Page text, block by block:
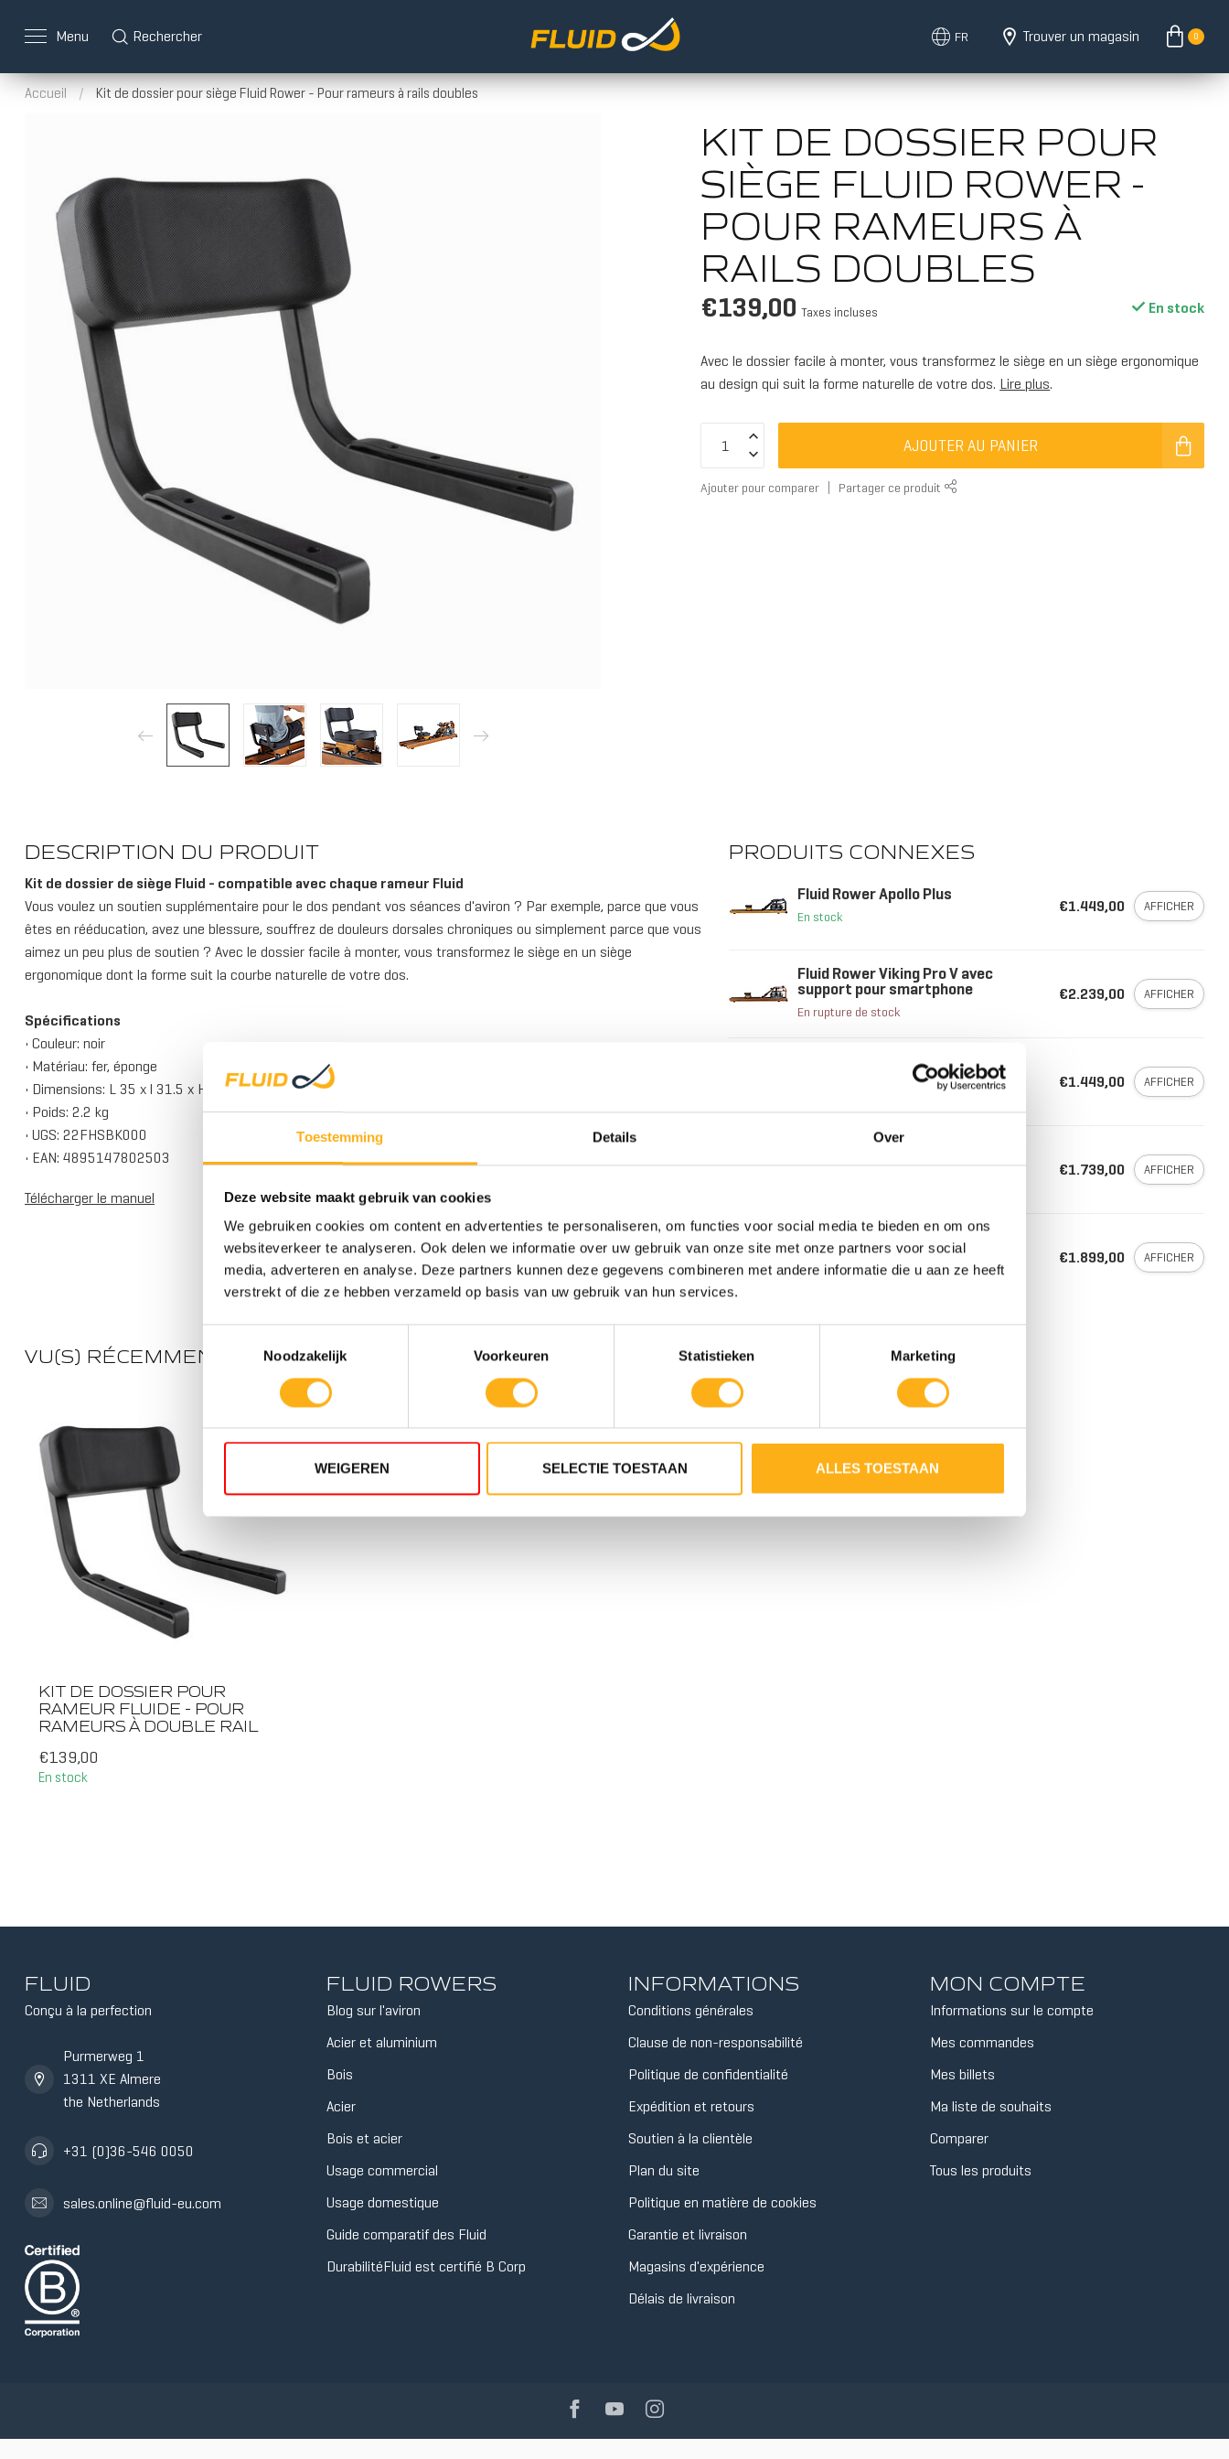
Toestemming Details Over
Deze website maakt gebruik van cookies
We gebruiken cookies om content en advertenties te personaliseren, om functies voor social media te bieden en om ons
websiteverkeer te analyseren. Ook delen we informatie over uw gebruik van onze site met onze partners voor social
media, adverteren en analyse. Deze partners kunnen deze gegevens combineren met andere informatie die u aan ze heeft
verstrekt of die ze hebben verzameld op basis van uw gebruik van hun services.
Noodzakelijk
Voorkeuren Statistieken Marketing
WEIGEREN SELECTIE TOESTAAN ALLES TOESTAAN
BOIS/ACIER
ACIER ACIER/ALUMINIUM
4 NIVEAUX DE
RÉSISTANCE TWIN
TANK
RÉSISTANCE TWIN
TANK
RÉSISTANCE TWIN
TANK
Menu Rechercher FR Trouver un magasin 0
Accueil / Kit de dossier pour siège Fluid Rower - Pour rameurs à rails doubles
KIT DE DOSSIER POUR
SIÈGE FLUID ROWER -
POUR RAMEURS À
RAILS DOUBLES
€139,00 Taxes incluses En stock
Avec le dossier facile à monter, vous transformez le siège en un siège ergonomique
au design qui suit la forme naturelle de votre dos. Lire plus.
AJOUTER AU PANIER
Ajouter pour comparer Partager ce produit
DESCRIPTION DU PRODUIT
Kit de dossier de siège Fluid - compatible avec chaque rameur Fluid
Vous voulez un soutien supplémentaire pour le dos pendant vos séances d'aviron ? Par exemple, parce que vous
êtes en rééducation, avez une blessure, souffrez de douleurs dorsales chroniques ou simplement parce que vous
aimez un peu plus de soutien ? Avec le dossier facile à monter, vous transformez le siège en un siège
ergonomique dont la forme suit la courbe naturelle de votre dos.
Spécifications
• Couleur: noir
• Matériau: fer, éponge
• Dimensions: L 35 x l 31.5 x H 28 cm
• Poids: 2.2 kg
• UGS: 22FHSBK000
• EAN: 4895147802503
Télécharger le manuel
PRODUITS CONNEXES
Fluid Rower Apollo Plus
En stock
€1.449,00 AFFICHER
Fluid Rower Viking Pro V avec
support pour smartphone
En rupture de stock
€2.239,00 AFFICHER
Fluid Rower Apollo Plus Noir
€1.449,00 AFFICHER
€1.739,00 AFFICHER
Fluid Rower Apollo Pro XL
En stock
€1.899,00 AFFICHER
VU(S) RÉCEMMENT
KIT DE DOSSIER POUR
RAMEUR FLUIDE - POUR
RAMEURS À DOUBLE RAIL
€139,00
En stock
FLUID
Conçu à la perfection
Purmerweg 1
1311 XE Almere
the Netherlands
+31 (0)36-546 0050
sales.online@fluid-eu.com
FLUID ROWERS
Blog sur l'aviron
Acier et aluminium
Bois
Acier
Bois et acier
Usage commercial
Usage domestique
Guide comparatif des Fluid
DurabilitéFluid est certifié B Corp
INFORMATIONS
Conditions générales
Clause de non-responsabilité
Politique de confidentialité
Expédition et retours
Soutien à la clientèle
Plan du site
Politique en matière de cookies
Garantie et livraison
Magasins d'expérience
Délais de livraison
MON COMPTE
Informations sur le compte
Mes commandes
Mes billets
Ma liste de souhaits
Comparer
Tous les produits